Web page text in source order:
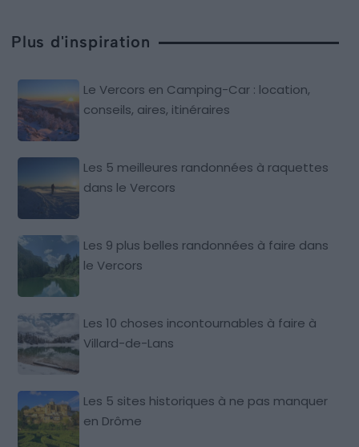
Plus d'inspiration
Le Vercors en Camping-Car : location,
conseils, aires, itinéraires
Les 5 meilleures randonnées à raquettes
dans le Vercors
Les 9 plus belles randonnées à faire dans
le Vercors
Les 10 choses incontournables à faire à
Villard-de-Lans
Les 5 sites historiques à ne pas manquer
en Drôme